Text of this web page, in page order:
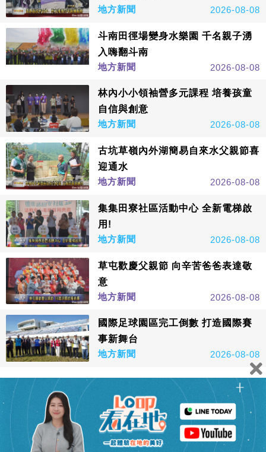
地方新聞
2026-08-08
斗南田徑場變身水樂園 千名親子湧
入嗨翻斗南
地方新聞
2026-08-08
林內小小領袖營多元課程 培養孩童
自信與創意
地方新聞
2026-08-08
古坑草嶺內外湖簡易自來水父親節喜
迎通水
地方新聞
2026-08-08
集集田寮社區活動中心 全新電梯啟
用!
地方新聞
2026-08-08
草屯歡慶父親節 向辛苦爸爸表達敬
意
地方新聞
2026-08-08
國際足球園區完工倒數 打造國際賽
事新舞台
地方新聞
2026-08-08
鑫傳國際多媒體科技股份有限公司版權所有，非經授權，請